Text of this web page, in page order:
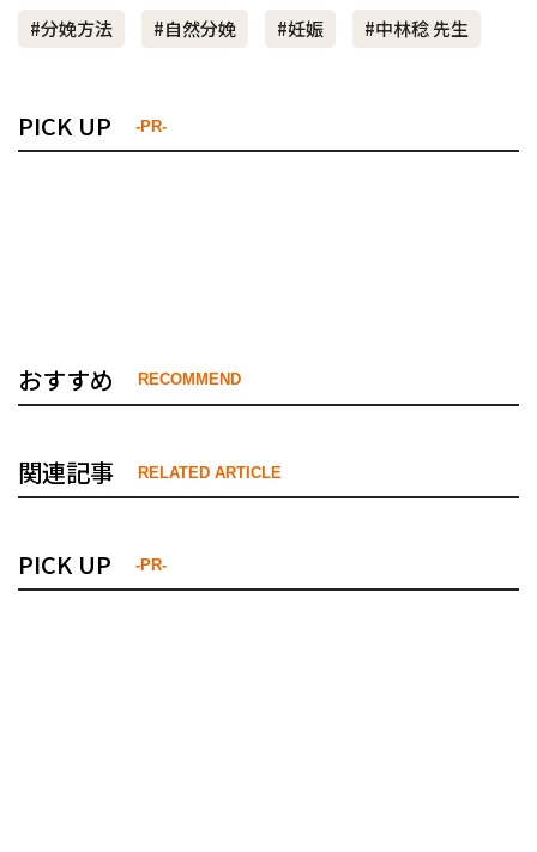
#分娩方法 #自然分娩 #妊娠 #中林稔 先生
PICK UP -PR-
おすすめ RECOMMEND
関連記事 RELATED ARTICLE
PICK UP -PR-